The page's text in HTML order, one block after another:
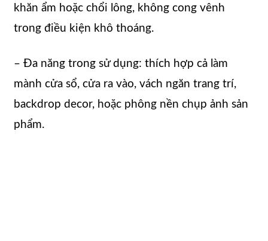
khăn ẩm hoặc chổi lông, không cong vênh
trong điều kiện khô thoáng.
– Đa năng trong sử dụng: thích hợp cả làm
mành cửa sổ, cửa ra vào, vách ngăn trang trí,
backdrop decor, hoặc phông nền chụp ảnh sản
phẩm.